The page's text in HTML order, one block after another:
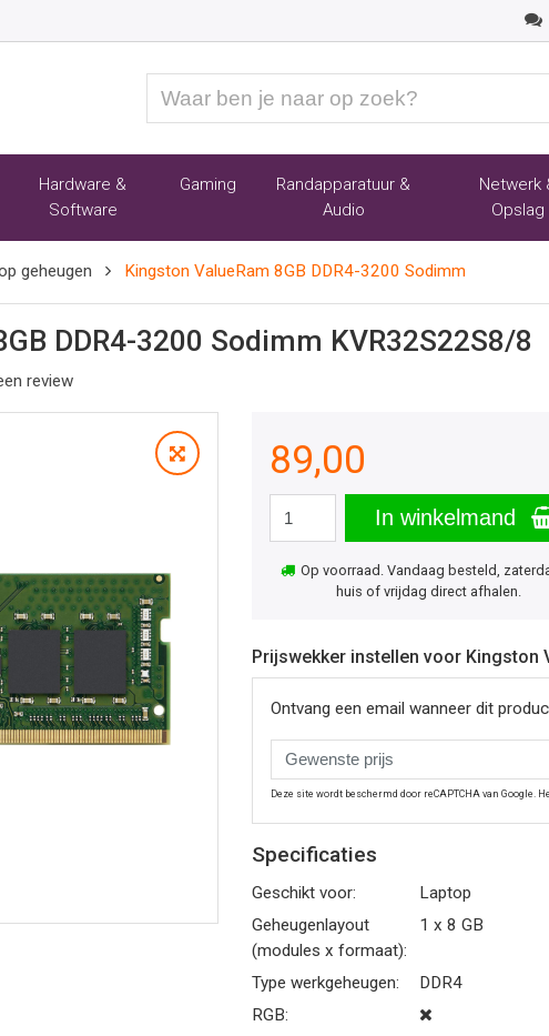
ben
naar
Hardware &
Software
Gaming
Randapparatuur &
Audio
Netwerk
Opslag
geheugen Kingston ValueRam 8GB DDR4-3200 Sodimm
DDR4-3200 Sodimm KVR32S22S8/8
review
89,00
In winkelmand
Op voorraad. Vandaag besteld,
huis of vrijdag direct afhalen.
Prijswekker instellen voor Kingston
Ontvang een email wanneer dit
Deze site wordt beschermd door reCAPTCHA van Google.
Specificaties
Geschikt voor:
Laptop
Geheugenlayout
(modules x formaat):
1 x 8 GB
Type werkgeheugen:
DDR4
RGB: